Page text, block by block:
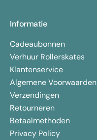
Informatie
Cadeaubonnen
Verhuur Rollerskates
Klantenservice
Algemene Voorwaarden
Verzendingen
Retourneren
Betaalmethoden
Privacy Policy